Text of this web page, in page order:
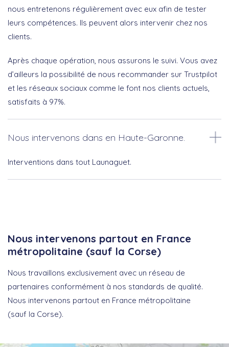
nous entretenons régulièrement avec eux afin de tester
leurs compétences. Ils peuvent alors intervenir chez nos
clients.
Après chaque opération, nous assurons le suivi. Vous avez
d’ailleurs la possibilité de nous recommander sur Trustpilot
et les réseaux sociaux comme le font nos clients actuels,
satisfaits à 97%.
Nous intervenons dans en Haute-Garonne.
Interventions dans tout Launaguet.
Nous intervenons partout en France
métropolitaine (sauf la Corse)
Nous travaillons exclusivement avec un réseau de
partenaires conformément à nos standards de qualité.
Nous intervenons partout en France métropolitaine
(sauf la Corse).